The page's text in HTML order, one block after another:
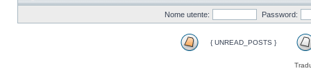
Nome utente: Password:
{ UNREAD_POSTS }